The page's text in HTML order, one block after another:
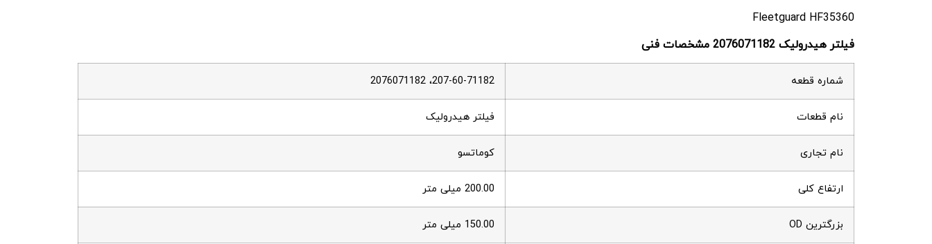
Fleetguard HF35360
فیلتر هیدرولیک 2076071182 مشخصات فنی
شماره قطعه 207-60-71182، 2076071182
نام قطعات فیلتر هیدرولیک
نام تجاری کوماتسو
ارتفاع کلی 200.00 میلی متر
بزرگترین OD 150.00 میلی متر